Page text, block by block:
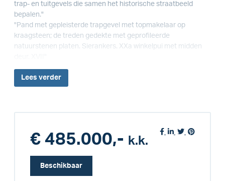
trap- en tuitgevels die samen het historische straatbeeld
bepalen."
"Pand met gepleisterde trapgevel met topmakelaar op
kraagsteen; de treden gedekte met geprofileerde
natuurstenen platen. Sierankers. XXa winkelpui met midden
Lees verder
€ 485.000,- k.k.
Beschikbaar